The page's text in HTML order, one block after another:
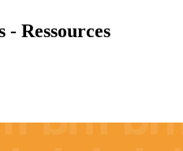
Ressources